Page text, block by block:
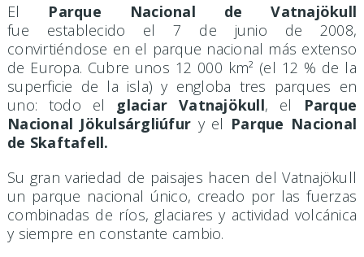
El Parque Nacional de Vatnajökull
fue establecido el 7 de junio de 2008,
convirtiéndose en el parque nacional más extenso
de Europa. Cubre unos 12 000 km² (el 12 % de la
superficie de la isla) y engloba tres parques en
uno: todo el glaciar Vatnajökull, el
Parque
Nacional Jökulsárgliúfur y el Parque Nacional
de Skaftafell.
Su gran variedad de paisajes hacen del Vatnajökull
un parque nacional único, creado por las fuerzas
combinadas de ríos, glaciares y actividad volcánica
y siempre en constante cambio.